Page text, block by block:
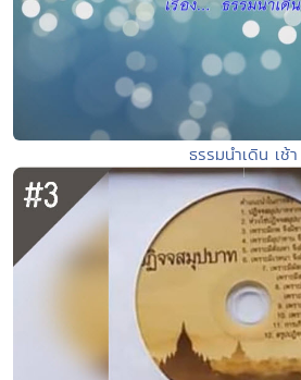
ธรรมนำเดิน เช้า